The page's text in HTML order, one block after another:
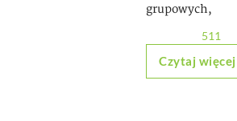
grupowych,
511
Czytaj więcej